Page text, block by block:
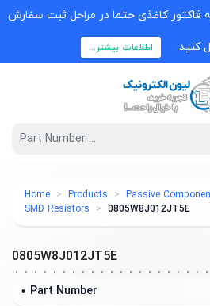
فاکتور کاغذی حتما در مراحل ثبت سفارش
کنید. اطلاعات بیشتر...
Home Products Passive
SMD Resistors
0805W8J012JT5E
0805W8J012JT5E
Part Number